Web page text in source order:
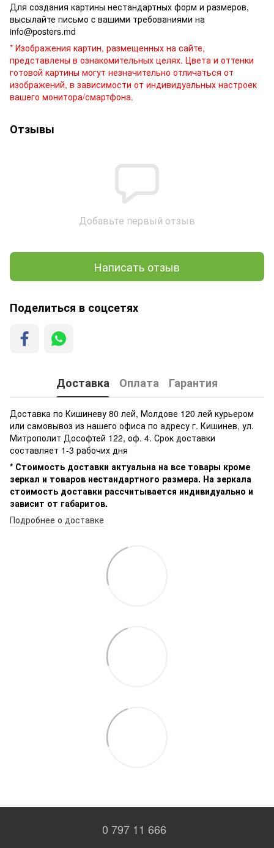
Для создания картины нестандартных форм и размеров,
высылайте письмо c вашими требованиями на
info@posters.md
* Изображения картин, размещенных на сайте,
представлены в ознакомительных целях. Цвета и оттенки
готовой картины могут незначительно отличаться от
изображений, в зависимости от индивидуальных настроек
вашего монитора/смартфона.
Отзывы
Добавьте первый отзыв
Написать отзыв
Поделиться в соцсетях
Доставка Оплата Гарантия
Доставка по Кишиневу 80 лей, Молдове 120 лей курьером
или самовывоз из нашего офиса по адресу г. Кишинев, ул.
Митрополит Дософтей 122, оф. 4. Срок доставки
составляет 1-3 рабочих дня
* Стоимость доставки актуальна на все товары кроме
зеркал и товаров нестандартного размера. На зеркала
стоимость доставки рассчитывается индивидуально и
зависит от габаритов.
Подробнее о доставке
0 797 11 666